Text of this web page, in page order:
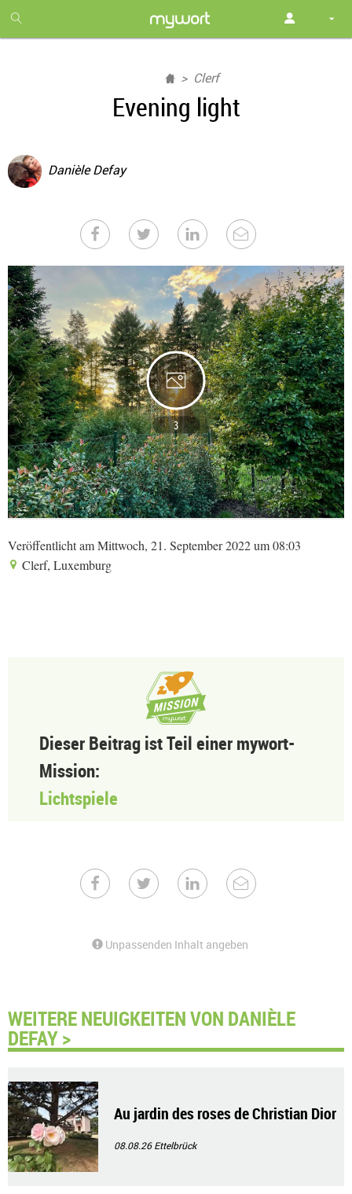
month
free
Clerf
Evening light
Danièle Defay
3
Veröffentlicht am Mittwoch, 21. September 2022 um 08:03
Clerf, Luxemburg
Dieser Beitrag ist Teil einer mywort-
Mission:
Lichtspiele
Unpassenden Inhalt angeben
WEITERE NEUIGKEITEN VON DANIÈLE
DEFAY >
Au jardin des roses de Christian Dior
08.08.26Ettelbrück